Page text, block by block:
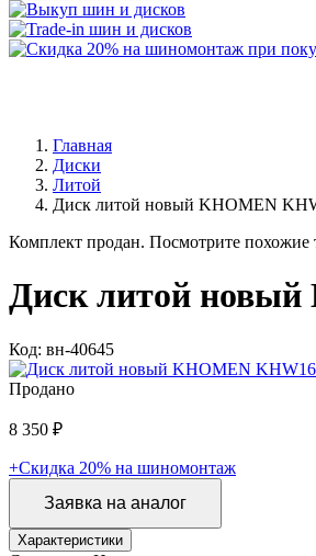
Главная
Диски
Литой
Диск литой новый KHOMEN
Комплект продан. Посмотрите похожие
Диск литой
Код: вн-40645
Продано
8 350 ₽
+Скидка 20% на шиномонтаж
Заявка на аналог
Характеристики